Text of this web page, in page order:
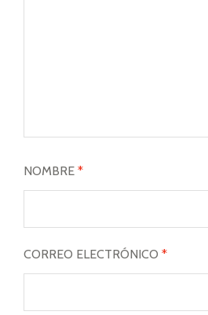
NOMBRE *
CORREO ELECTRÓNICO *